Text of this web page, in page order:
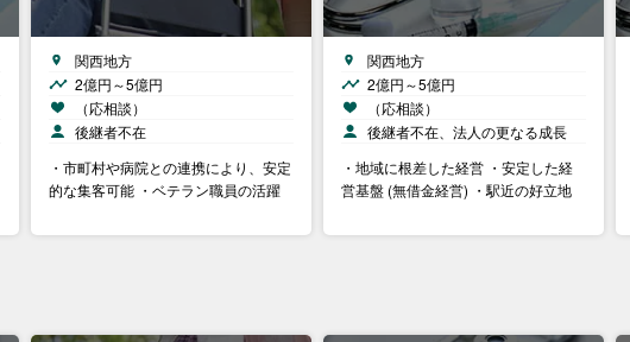
関西地方
2億円～5億円
（応相談）
後継者不在
・市町村や病院との連携により、安定
的な集客可能 ・ベテラン職員の活躍
関西地方
2億円～5億円
（応相談）
後継者不在、法人の更なる成長
・地域に根差した経営 ・安定した経
営基盤 (無借金経営) ・駅近の好立地